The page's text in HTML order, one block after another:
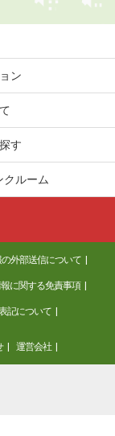
ン
す
ルーム
外部送信について
に関する免責事項
記について
運営会社